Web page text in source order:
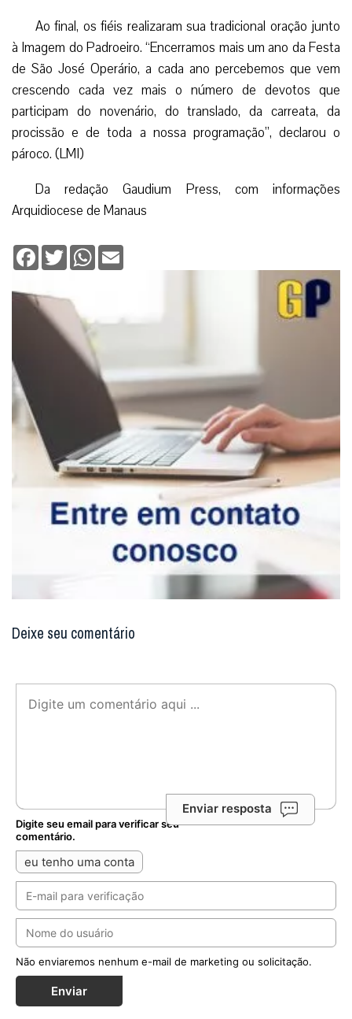
Deixe seu comentário
Enviar resposta
Digite seu email para verificar seu
eu tenho uma conta
Não enviaremos nenhum e-mail de marketing ou solicitação.
Notícias Relacionadas
Diante da queda nas vocações masculinas,
Maristas criam ‘Diário Vocacional’ para jovens
Publicação propõe um itinerário de 70 dias de oração,
meditação e escrita para ajudar jovens acompanhados
pela instituição a discernirem o...